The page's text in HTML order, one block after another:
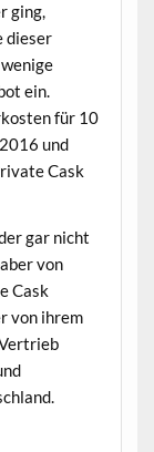
ging,
dieser
ein.
für 10
und
Cask
gar nicht
von
Cask
von ihrem